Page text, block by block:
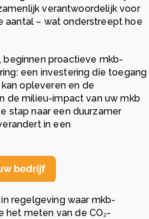
verantwoordelijk voor
aantal – wat onderstreept hoe
beginnen proactieve mkb-
een investering die toegang
opleveren en de
de milieu-impact van uw mkb
stap naar een duurzamer
in een
regelgeving waar mkb-
het meten van de CO₂-